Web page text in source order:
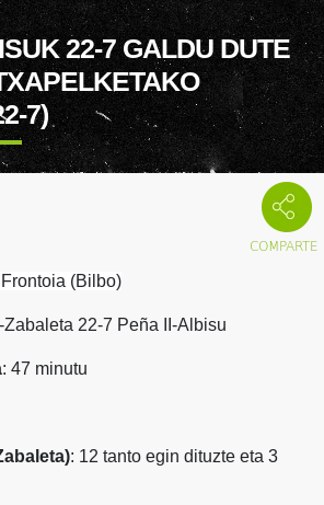
22-7 GALDU DUTE
7)
(Bilbo)
Zabaleta 22-7 Peña II-Albisu
: 47 minutu
: 12 tanto egin dituzte eta 3